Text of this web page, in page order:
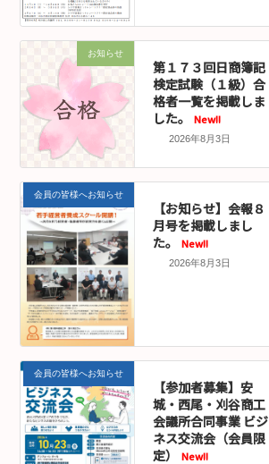
お知らせ
第１７３回日商簿記
検定試験（１級）合
格者一覧を掲載しま
した。
New!!
2026年8月3日
会員の皆様へお知らせ
【お知らせ】会報８
月号を掲載しまし
た。
New!!
2026年8月3日
会員の皆様へお知らせ
【参加者募集】安
城・西尾・刈谷商工
会議所合同事業 ビジ
ネス交流会（会員限
定）
New!!